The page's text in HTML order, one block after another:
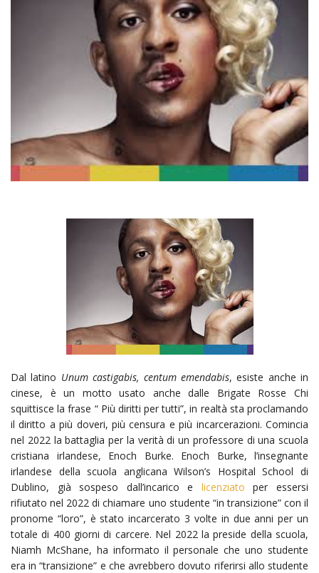
Dal latino Unum castigabis, centum emendabis, esiste anche in
cinese, è un motto usato anche dalle Brigate Rosse Chi
squittisce la frase “ Più diritti per tutti”, in realtà sta proclamando
il diritto a più doveri, più censura e più incarcerazioni. Comincia
nel 2022 la battaglia per la verità di un professore di una scuola
cristiana irlandese, Enoch Burke. Enoch Burke, l’insegnante
irlandese della scuola anglicana Wilson’s Hospital School di
Dublino, già sospeso dall’incarico e licenziato per essersi
rifiutato nel 2022 di chiamare uno studente “in transizione” con il
pronome “loro”, è stato incarcerato 3 volte in due anni per un
totale di 400 giorni di carcere. Nel 2022 la preside della scuola,
Niamh McShane, ha informato il personale che uno studente
era in “transizione” e che avrebbero dovuto riferirsi allo studente